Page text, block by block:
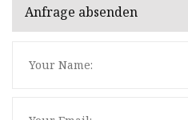
Anfrage absenden